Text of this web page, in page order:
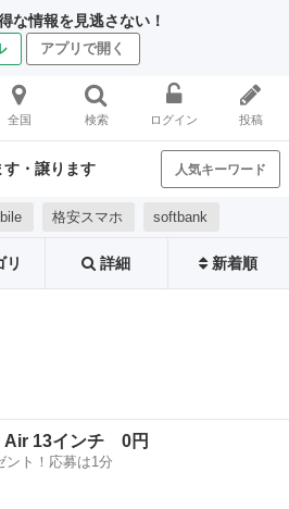
な情報を見逃さない！
アプリで開く
全国 検索 ログイン 投稿
す・譲ります 人気キーワード
格安スマホ softbank
リ 詳細 新着順
Air 13インチ 0円
ント！応募は1分